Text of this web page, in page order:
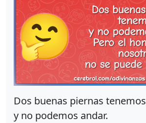
Dos buenas piernas tenemos
y no podemos andar.